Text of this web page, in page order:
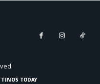
TINOS TODAY